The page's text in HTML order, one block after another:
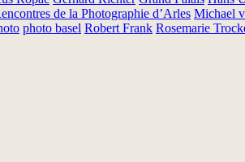
de la Photographie d’Arles Michael
photo basel Robert Frank Rosemarie